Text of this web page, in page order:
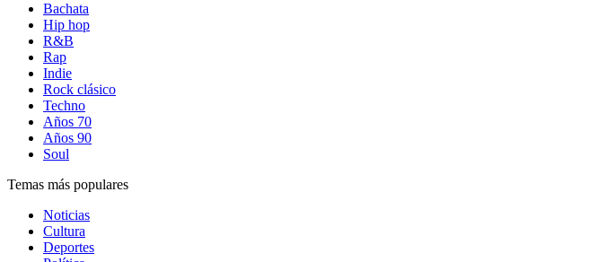
Bachata
Hip hop
R&B
Rap
Indie
Rock clásico
Techno
Años 70
Años 90
Soul
Temas más populares
Noticias
Cultura
Deportes